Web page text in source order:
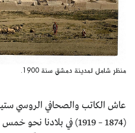
منظر شامل لمدينة دمشق سنة 1900.
عاش الكاتب والصحافي الروسي